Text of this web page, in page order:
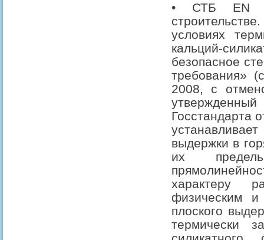
• СТБ EN
условиях
кальций-
безопасное
требования»
2008, с
Госстандарта
выдержки в
их
характеру
физическим и
плоского
термически